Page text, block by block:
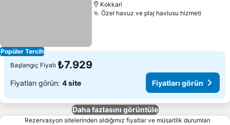
Popüler Tercih
Kokkari
Özel havuz ve plaj havlusu hizmeti
Başlangıç Fiyatı ₺7.929
Fiyatları görün: 4 site Fiyatları görün
Daha fazlasını görüntüle
Rezervasyon sitelerinden aldığımız fiyatlar ve müsaitlik durumları